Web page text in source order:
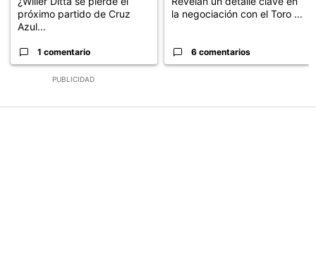
PUBLICIDAD
próximo partido de Cruz
Azul...
1 comentario
la negociación con el Toro ...
6 comentarios